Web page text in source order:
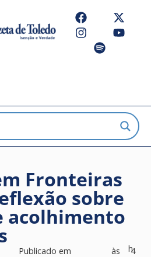
Fronteiras
sobre
acolhimento
Publicado em
às
h4